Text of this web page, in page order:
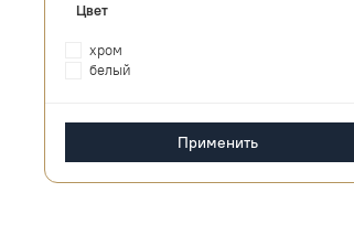
Цвет
хром
белый
Применить